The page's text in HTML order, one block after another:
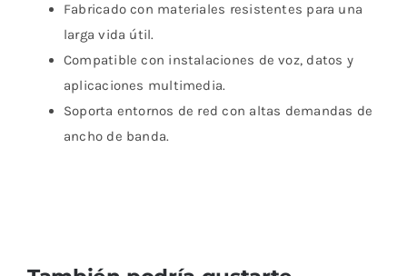
Fabricado con materiales resistentes para una
larga vida útil.
Compatible con instalaciones de voz, datos y
aplicaciones multimedia.
Soporta entornos de red con altas demandas de
ancho de banda.